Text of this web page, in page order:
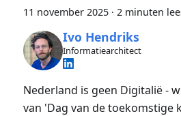
11 november 2025 · 2 minuten
Ivo Hendriks
Informatiearchitect
Nederland is geen Digitalië -
van 'Dag van de toekomstige